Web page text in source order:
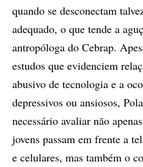
quando se desconectam
adequado, o que tende a
antropóloga do Cebrap.
estudos que evidenciem
abusivo de tecnologia e a
depressivos ou ansiosos,
necessário avaliar não
jovens passam em frente a
e celulares, mas também o